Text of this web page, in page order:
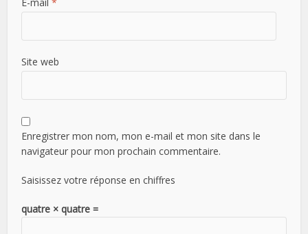
Site web
Enregistrer mon nom, mon e-mail et mon site dans le
navigateur pour mon prochain commentaire.
Saisissez votre réponse en chiffres
quatre × quatre =